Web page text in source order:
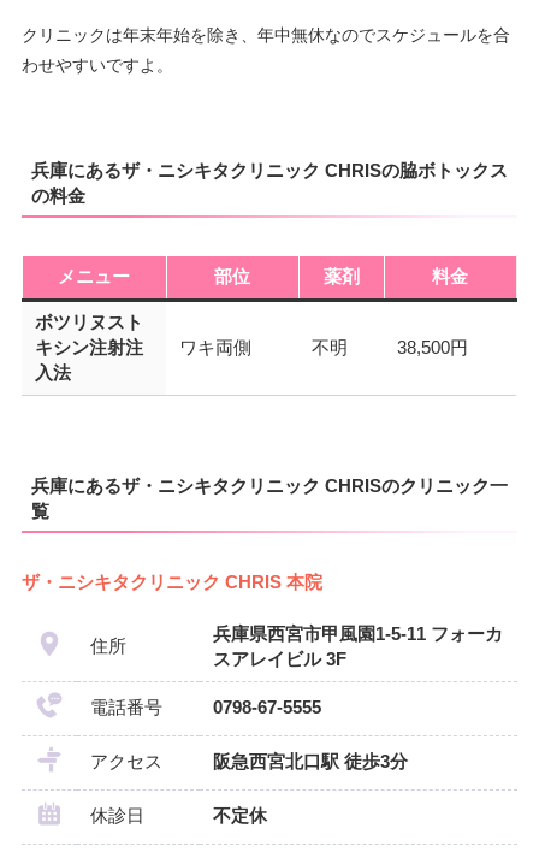
クリニックは年末年始を除き、年中無休なのでスケジュールを合
わせやすいですよ。
兵庫にあるザ・ニシキタクリニック CHRISの脇ボトックス
の料金
メニュー 部位 薬剤 料金
ボツリヌスト
キシン注射注
入法
ワキ両側 不明 38,500円
兵庫にあるザ・ニシキタクリニック CHRISのクリニック一
覧
ザ・ニシキタクリニック CHRIS 本院
住所
兵庫県西宮市甲風園1-5-11 フォーカ
スアレイビル 3F
電話番号 0798-67-5555
アクセス 阪急西宮北口駅 徒歩3分
休診日 不定休